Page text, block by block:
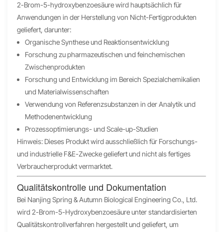
2-Brom-5-hydroxybenzoesäure wird hauptsächlich für
Anwendungen in der Herstellung von Nicht-Fertigprodukten
geliefert, darunter:
Organische Synthese und Reaktionsentwicklung
Forschung zu pharmazeutischen und feinchemischen
Zwischenprodukten
Forschung und Entwicklung im Bereich Spezialchemikalien
und Materialwissenschaften
Verwendung von Referenzsubstanzen in der Analytik und
Methodenentwicklung
Prozessoptimierungs- und Scale-up-Studien
Hinweis: Dieses Produkt wird ausschließlich für Forschungs-
und industrielle F&E-Zwecke geliefert und nicht als fertiges
Verbraucherprodukt vermarktet.
Qualitätskontrolle und Dokumentation
Bei Nanjing Spring & Autumn Biological Engineering Co., Ltd.
wird 2-Brom-5-Hydroxybenzoesäure unter standardisierten
Qualitätskontrollverfahren hergestellt und geliefert, um